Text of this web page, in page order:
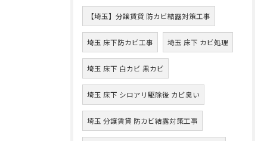
【埼玉】分譲賃貸 防カビ結露対策工事
埼玉 床下防カビ工事 埼玉 床下 カビ処理
埼玉 床下 白カビ 黒カビ
埼玉 床下 シロアリ駆除後 カビ臭い
埼玉 分譲賃貸 防カビ結露対策工事